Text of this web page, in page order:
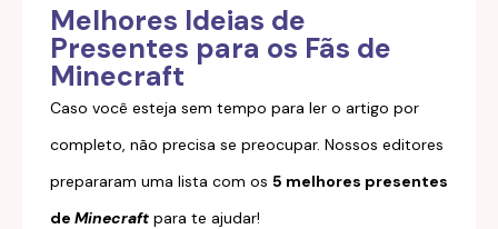
Melhores Ideias de
Presentes para os Fãs de
Minecraft
Caso você esteja sem tempo para ler o artigo por
completo, não precisa se preocupar. Nossos editores
prepararam uma lista com os 5 melhores presentes
de Minecraft para te ajudar!